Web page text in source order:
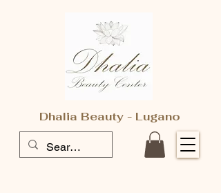
Dhalia Beauty - Lugano